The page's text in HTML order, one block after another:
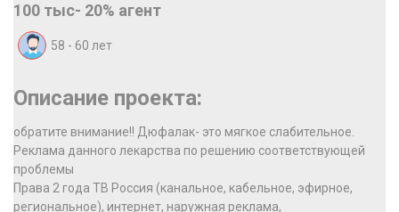
100 тыс- 20% агент
58 - 60 лет
Описание проекта:
обратите внимание!! Дюфалак- это мягкое слабительное.
Реклама данного лекарства по решению соответствующей
проблемы
Права 2 года ТВ Россия (канальное, кабельное, эфирное,
региональное), интернет, наружная реклама,